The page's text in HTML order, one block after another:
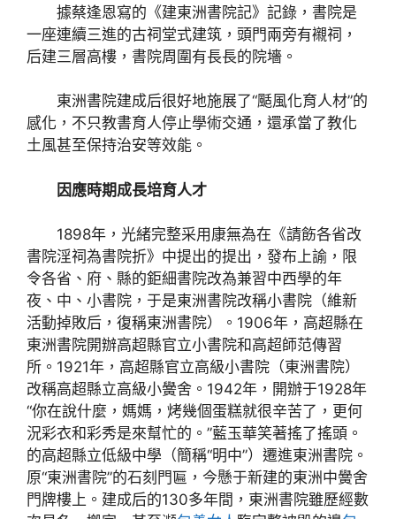
據蔡逢恩寫的《建東洲書院記》記錄，書院是
一座連續三進的古祠堂式建筑，頭門兩旁有襯祠，
后建三層高樓，書院周圍有長長的院墻。
東洲書院建成后很好地施展了“颳風化育人材”的
感化，不只教書育人停止學術交通，還承當了教化
土風甚至保持治安等效能。
因應時期成長培育人才
1898年，光緒完整采用康無為在《請飭各省改
書院淫祠為書院折》中提出的提出，發布上諭，限
令各省、府、縣的鉅細書院改為兼習中西學的年
夜、中、小書院，于是東洲書院改稱小書院（維新
活動掉敗后，復稱東洲書院）。1906年，高超縣在
東洲書院開辦高超縣官立小書院和高超師范傳習
所。1921年，高超縣官立高級小書院（東洲書院）
改稱高超縣立高級小黌舍。1942年，開辦于1928年
“你在說什麼，媽媽，烤幾個蛋糕就很辛苦了，更何
況彩衣和彩秀是來幫忙的。”藍玉華笑著搖了搖頭。
的高超縣立低級中學（簡稱“明中”）遷進東洲書院。
原“東洲書院”的石刻門匾，今懸于新建的東洲中黌舍
門牌樓上。建成后的130多年間，東洲書院雖歷經數